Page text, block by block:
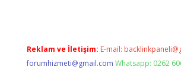
Reklam ve İletişim: E-mail:
forumhizmeti@gmail.com Whatsapp: 0262